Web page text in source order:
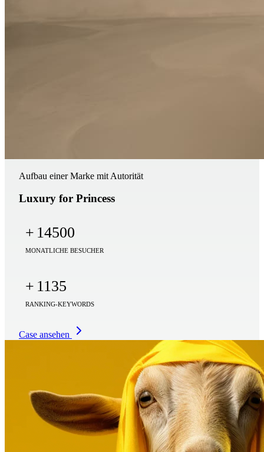
Aufbau einer Marke mit Autorität
Luxury for Princess
+ 14500
MONATLICHE BESUCHER
+ 1135
RANKING-KEYWORDS
Case ansehen